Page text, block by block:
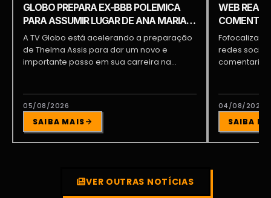
GLOBO PREPARA EX-BBB POLEMICA
PARA ASSUMIR LUGAR DE ANA MARIA
BRAGA E PATRÍCIA POETA
A TV Globo está acelerando a preparação
de Thelma Assis para dar um novo e
importante passo em sua carreira na...
05/08/2026
SAIBA MAIS
WEB
redes
04/08/2026
SAIBA
VER OUTRAS NOTÍCIAS